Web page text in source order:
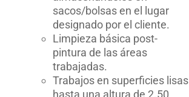
sacos/bolsas en el lugar
designado por el cliente.
Limpieza básica post-
pintura de las áreas
trabajadas.
Trabajos en superficies lisas
hasta una altura de 2.50